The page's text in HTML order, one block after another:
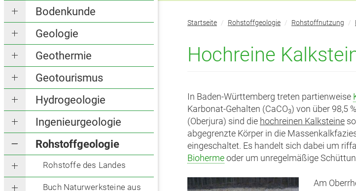
Bodenkunde
Geologie
Geothermie
Geotourismus
Hydrogeologie
Ingenieurgeologie
Rohstoffgeologie
Rohstoffe des Landes
Buch Naturwerksteine aus
Startseite Rohstoffgeologie Rohstoffnutzung
Hochreine
In Baden-Württemberg treten partienweise
Karbonat-Gehalten (CaCO3) von über 98,5
(Oberjura) sind die hochreinen Kalksteine
abgegrenzte Körper in die
eingeschaltet. Es handelt sich dabei um
Bioherme oder um unregelmäßige
Am